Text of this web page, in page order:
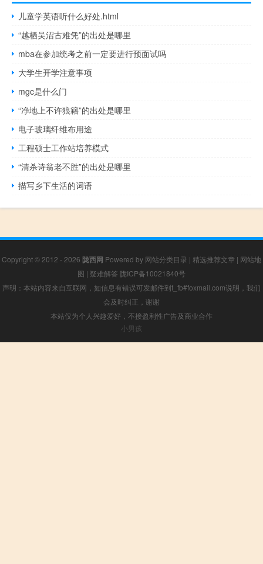
儿童学英语听什么好处.html
“越栖吴沼古难凭”的出处是哪里
mba在参加统考之前一定要进行预面试吗
大学生开学注意事项
mgc是什么门
“净地上不许狼籍”的出处是哪里
电子玻璃纤维布用途
工程硕士工作站培养模式
“清杀诗翁老不胜”的出处是哪里
描写乡下生活的词语
Copyright © 2012 - 2026 陇西网 Powered by 网站分类目录 | 精选推荐文章 | 网站地
图 | 疑难解答 陇ICP备10021840号
声明：本站内容来自互联网，如信息有错误可发邮件到f_fb#foxmail.com说明，我们
会及时纠正，谢谢
本站仅为个人兴趣爱好，不接盈利性广告及商业合作
小男孩